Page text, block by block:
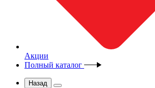
Акции
Полный каталог
Назад